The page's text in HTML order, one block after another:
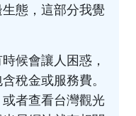
態，這部分我覺
候會讓人困惑，
稅金或服務費。
者查看台灣觀光